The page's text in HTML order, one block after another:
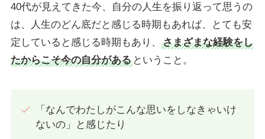
40代が見えてきた今、自分の人生を振り返って思うの
は、人生のどん底だと感じる時期もあれば、とても安
定していると感じる時期もあり、
さまざまな経験をし
たからこそ今の自分があるということ。
「なんでわたしがこんな思いをしなきゃいけ
ないの」と感じたり